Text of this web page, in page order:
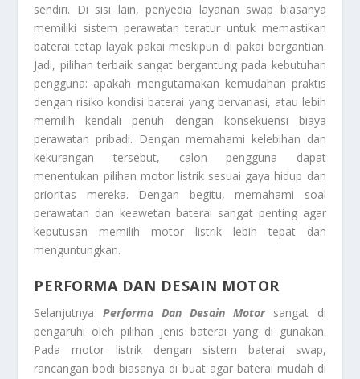
sendiri. Di sisi lain, penyedia layanan swap biasanya
memiliki sistem perawatan teratur untuk memastikan
baterai tetap layak pakai meskipun di pakai bergantian.
Jadi, pilihan terbaik sangat bergantung pada kebutuhan
pengguna: apakah mengutamakan kemudahan praktis
dengan risiko kondisi baterai yang bervariasi, atau lebih
memilih kendali penuh dengan konsekuensi biaya
perawatan pribadi. Dengan memahami kelebihan dan
kekurangan tersebut, calon pengguna dapat
menentukan pilihan motor listrik sesuai gaya hidup dan
prioritas mereka. Dengan begitu, memahami soal
perawatan dan keawetan baterai sangat penting agar
keputusan memilih motor listrik lebih tepat dan
menguntungkan.
PERFORMA DAN DESAIN MOTOR
Selanjutnya Performa Dan Desain Motorsangat di
pengaruhi oleh pilihan jenis baterai yang di gunakan.
Pada motor listrik dengan sistem baterai swap,
rancangan bodi biasanya di buat agar baterai mudah di